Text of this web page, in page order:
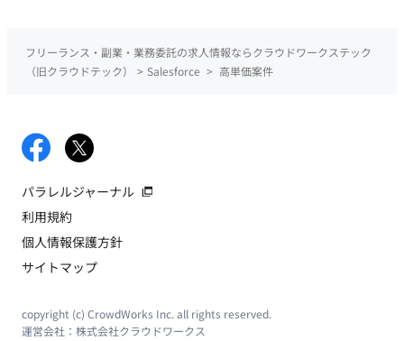
フリーランス・副業・業務委託の求人情報ならクラウドワークステック
（旧クラウドテック）
> Salesforce > 高単価案件
パラレルジャーナル
利用規約
個人情報保護方針
サイトマップ
copyright (c) CrowdWorks Inc. all rights reserved.
運営会社： 株式会社クラウドワークス